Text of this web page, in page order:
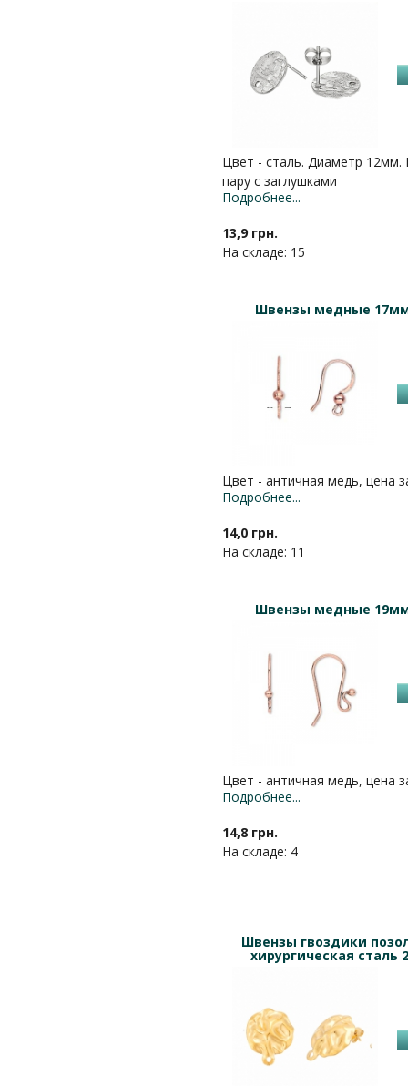
Цвет - сталь. Диаметр 12мм.
пару с заглушками
Подробнее...
13,9 грн.
На складе: 15
Швензы медные
Цвет - античная медь, цена
Подробнее...
14,0 грн.
На складе: 11
Швензы медные
Цвет - античная медь, цена
Подробнее...
14,8 грн.
На складе: 4
Швензы гвоздики
хирургическая сталь